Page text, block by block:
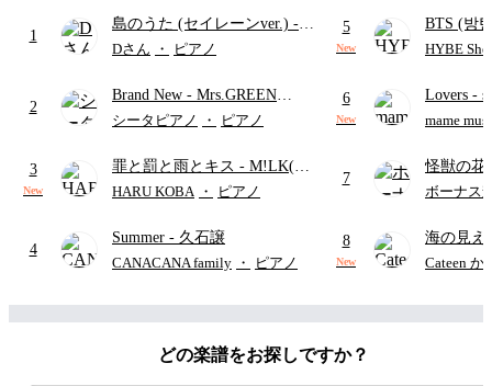
1
島のうた (セイレーンver.) -
セイレーン(CV.鈴木みのり)
ード・ペダル付き/『映画ちい
かわ 人魚の島のひみつ』よ
Dさん ・ ピアノ
2
Brand New - Mrs.GREEN
APPLE
シータピアノ ・ ピアノ
3
New
罪と罰と雨とキス - M!LK(佐
野勇斗&吉田仁人)
HARU KOBA ・ ピアノ
4
Summer - 久石譲
CANACANA family ・ ピアノ
5
New
BTS (방
HYBE
6
New
Lovers -
ト)
mame
7
怪獣の
ードパー
ボーナス
8
New
海の見
Cateen か
どの楽譜をお探しですか？